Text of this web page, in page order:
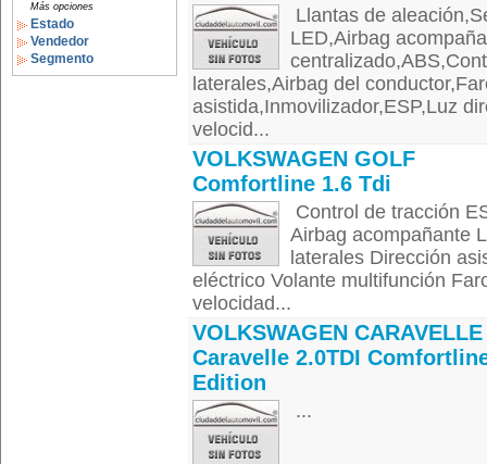
Más opciones
Estado
Vendedor
Segmento
Llantas de
LED,Airbag
laterales,Airbag del
asistida,Inmovilizador,ESP,Luz
velocid...
VOLKSWAGEN GOLF
Comfortline 1.6 Tdi
Control de tracción
Airbag acompañante
laterales Dirección
eléctrico Volante multifunción
velocidad...
VOLKSWAGEN
Caravelle 2.0TDI
Edition
...